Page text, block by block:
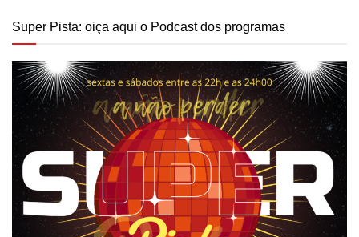
Super Pista: oiça aqui o Podcast dos programas